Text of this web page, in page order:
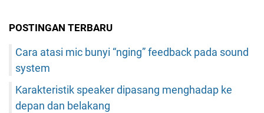
POSTINGAN TERBARU
Cara atasi mic bunyi “nging” feedback pada sound
system
Karakteristik speaker dipasang menghadap ke
depan dan belakang